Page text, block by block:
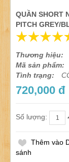
QUẦN SHORT
PITCH GREY/
Thương hiệu:
Mã sản phẩm:
Tình trạng:
720,000 đ
Số lượng:
Thêm vào
sánh